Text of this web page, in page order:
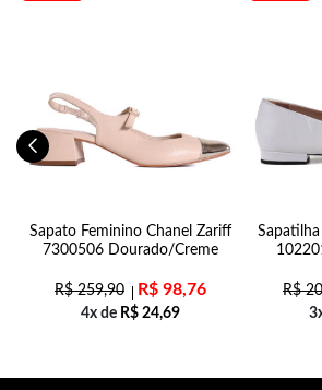
Sapato Feminino Chanel Zariff
7300506 Dourado/Creme
R$259,90 R$ 98,76
4x de R$ 24,69
R$